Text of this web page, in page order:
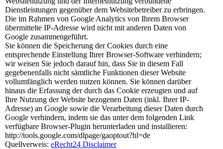
Dienstleistungen gegenüber dem Websitebetreiber zu erbringen.
Die im Rahmen von Google Analytics von Ihrem Browser
übermittelte IP-Adresse wird nicht mit anderen Daten von
Google zusammengeführt.
Sie können die Speicherung der Cookies durch eine
entsprechende Einstellung Ihrer Browser-Software verhindern;
wir weisen Sie jedoch darauf hin, dass Sie in diesem Fall
gegebenenfalls nicht sämtliche Funktionen dieser Website
vollumfänglich werden nutzen können. Sie können darüber
hinaus die Erfassung der durch das Cookie erzeugten und auf
Ihre Nutzung der Website bezogenen Daten (inkl. Ihrer IP-
Adresse) an Google sowie die Verarbeitung dieser Daten durch
Google verhindern, indem sie das unter dem folgenden Link
verfügbare Browser-Plugin herunterladen und installieren:
http://tools.google.com/dlpage/gaoptout?hl=de
Quellverweis: eRecht24 Disclaimer